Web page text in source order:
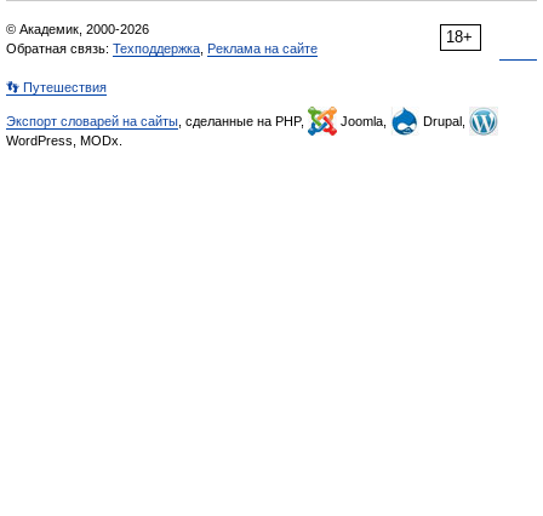
18+
© Академик, 2000-2026
Обратная связь: Техподдержка Реклама на сайте
👣 Путешествия
Экспорт словарей на сайты , сделанные на PHP, Joomla,
Drupal,
WordPress, MODx.